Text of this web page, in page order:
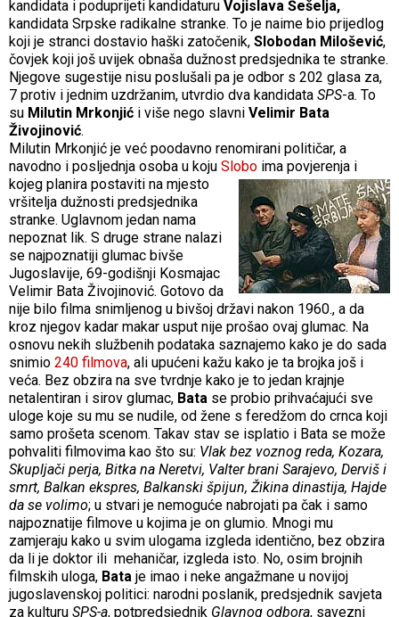
kandidata i poduprijeti kandidaturu Vojislava Šešelja,
kandidata Srpske radikalne stranke. To je naime bio prijedlog
koji je stranci dostavio haški zatočenik, Slobodan Milošević,
čovjek koji još uvijek obnaša dužnost predsjednika te stranke.
Njegove sugestije nisu poslušali pa je odbor s 202 glasa za,
7 protiv i jednim uzdržanim, utvrdio dva kandidata SPS-a. To
su Milutin Mrkonjić i više nego slavni Velimir Bata
Živojinović.
Milutin Mrkonjić je već poodavno renomirani političar, a
navodno i posljednja osoba u koju Slobo ima povjerenja i
kojeg planira postaviti na mjesto
vršitelja dužnosti predsjednika
stranke. Uglavnom jedan nama
nepoznat lik. S druge strane nalazi
se najpoznatiji glumac bivše
Jugoslavije, 69-godišnji Kosmajac
Velimir Bata Živojinović. Gotovo da
nije bilo filma snimljenog u bivšoj državi nakon 1960., a da
kroz njegov kadar makar usput nije prošao ovaj glumac. Na
osnovu nekih službenih podataka saznajemo kako je do sada
snimio 240 filmova, ali upućeni kažu kako je ta brojka još i
veća. Bez obzira na sve tvrdnje kako je to jedan krajnje
netalentiran i sirov glumac, Bata se probio prihvaćajući sve
uloge koje su mu se nudile, od žene s feredžom do crnca koji
samo prošeta scenom. Takav stav se isplatio i Bata se može
pohvaliti filmovima kao što su: Vlak bez voznog reda, Kozara,
Skupljači perja, Bitka na Neretvi, Valter brani Sarajevo, Derviš i
smrt, Balkan ekspres, Balkanski špijun, Žikina dinastija, Hajde
da se volimo; u stvari je nemoguće nabrojati pa čak i samo
najpoznatije filmove u kojima je on glumio. Mnogi mu
zamjeraju kako u svim ulogama izgleda identično, bez obzira
da li je doktor ili mehaničar, izgleda isto. No, osim brojnih
filmskih uloga, Bata je imao i neke angažmane u novijoj
jugoslavenskoj politici: narodni poslanik, predsjednik savjeta
za kulturu SPS-a, potpredsjednik Glavnog odbora, savezni